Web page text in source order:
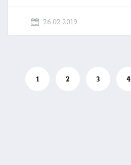
26.02.2019
1 2 3 4